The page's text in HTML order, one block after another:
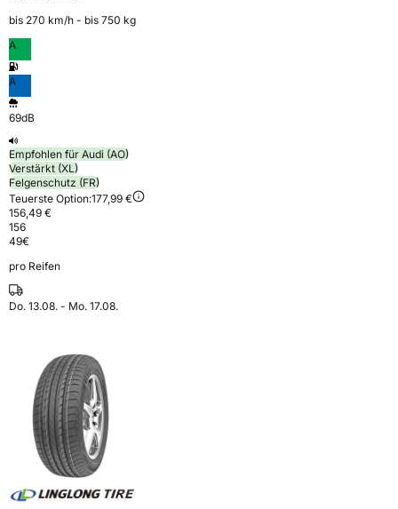
bis 270 km⁠/⁠h - bis 750 kg
A
A
69dB
Empfohlen für Audi (AO)
Verstärkt (XL)
Felgenschutz (FR)
Teuerste Option:177,99 €
156,49 €
156
49€
pro Reifen
Do. 13.08. - Mo. 17.08.